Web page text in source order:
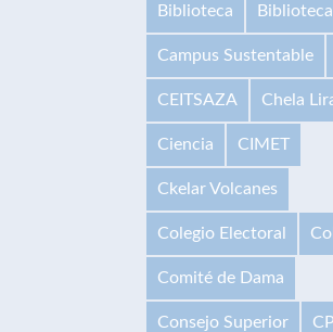
Biblioteca
Campus Sustentable
CEITSAZA Chela
Ciencia CIMET
Ckelar Volcanes
Colegio Electoral
Comité de Dama
Consejo Superior